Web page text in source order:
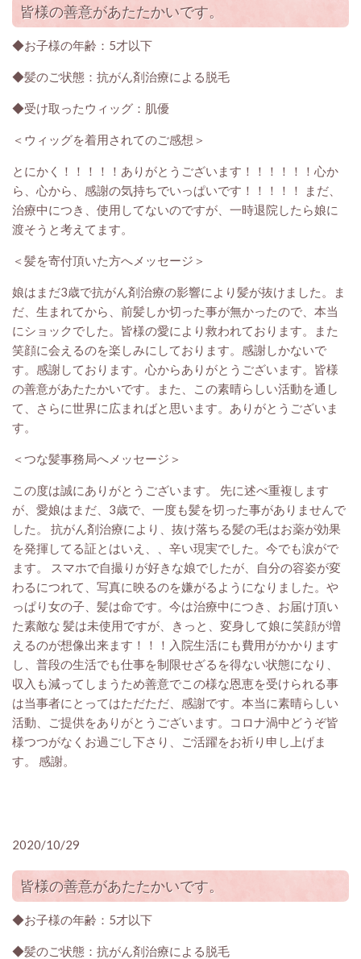
皆様の善意があたたかいです。
◆お子様の年齢：5才以下
◆髪のご状態：抗がん剤治療による脱毛
◆受け取ったウィッグ：肌優
＜ウィッグを着用されてのご感想＞
とにかく！！！！！ありがとうございます！！！！！！心か
ら、心から、感謝の気持ちでいっぱいです！！！！！ まだ、
治療中につき、使用してないのですが、一時退院したら娘に
渡そうと考えてます。
＜髪を寄付頂いた方へメッセージ＞
娘はまだ3歳で抗がん剤治療の影響により髪が抜けました。ま
だ、生まれてから、前髪しか切った事が無かったので、本当
にショックでした。皆様の愛により救われております。また
笑顔に会えるのを楽しみにしております。感謝しかないで
す。感謝しております。心からありがとうございます。皆様
の善意があたたかいです。また、この素晴らしい活動を通し
て、さらに世界に広まればと思います。ありがとうございま
す。
＜つな髪事務局へメッセージ＞
この度は誠にありがとうございます。 先に述べ重複します
が、愛娘はまだ、3歳で、一度も髪を切った事がありませんで
した。 抗がん剤治療により、抜け落ちる髪の毛はお薬が効果
を発揮してる証とはいえ、、辛い現実でした。今でも涙がで
ます。 スマホで自撮りが好きな娘でしたが、自分の容姿が変
わるにつれて、写真に映るのを嫌がるようになりました。や
っぱり女の子、髪は命です。今は治療中につき、お届け頂い
た素敵な 髪は未使用ですが、きっと、変身して娘に笑顔が増
えるのが想像出来ます！！！ 入院生活にも費用がかかります
し、普段の生活でも仕事を制限せざるを得ない状態になり、
収入も減ってしまうため善意でこの様な恩恵を受けられる事
は当事者にとってはただただ、感謝です。本当に素晴らしい
活動、ご提供をありがとうございます。コロナ渦中どうぞ皆
様つつがなくお過ごし下さり、ご活躍をお祈り申し上げま
す。 感謝。
2020/10/29
皆様の善意があたたかいです。
◆お子様の年齢：5才以下
◆髪のご状態：抗がん剤治療による脱毛